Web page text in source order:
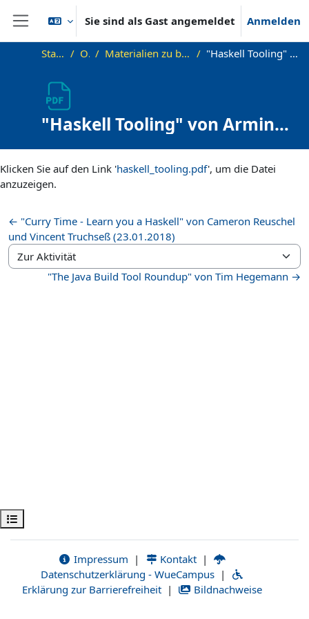
Zum Hauptinhalt
Website-Übersicht
Sie sind als Gast angemeldet Anmelden
Kursindex öffnen
Startseite OKInf Materialien zu bisherigen Vorträgen "Haskell Tooling" von Armin Bernstetter
"Haskell Tooling" von Armin
Bernstetter
Klicken Sie auf den Link 'haskell_tooling.pdf', um die Datei
anzuzeigen.
← "Curry Time - Learn you a Haskell" von Cameron Reuschel
und Vincent Truchseß (23.01.2018)
Zur Aktivität
"The Java Build Tool Roundup" von Tim Hegemann →
Impressum | Kontakt |
Datenschutzerklärung - WueCampus |
Erklärung zur Barrierefreiheit | Bildnachweise